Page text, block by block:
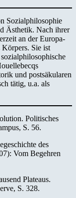
Sozialphilosophie
Ästhetik. Nach ihrer
an der Europa-
Sie ist
und postsäkularen
tätig, u.a. als
Politisches
S. 56.
des
Vom Begehren
Plateaus.
S. 328.